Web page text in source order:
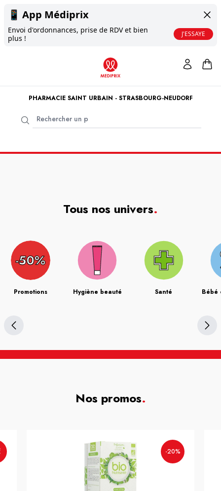
📱 App Médiprix
Envoi d'ordonnances, prise de RDV et bien
plus !
J'ESSAYE
PHARMACIE SAINT URBAIN - STRASBOURG-NEUDORF
Tous nos univers.
Promotions Hygiène beauté Santé Bébé
Nos promos.
-20%